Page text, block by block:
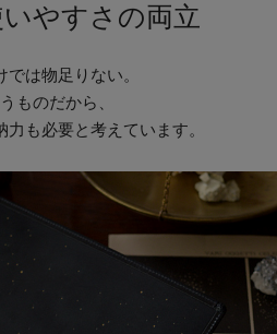
やすさの両立
では物足りない。
ものだから、
力も必要と考えています。